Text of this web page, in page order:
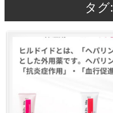
タグ: